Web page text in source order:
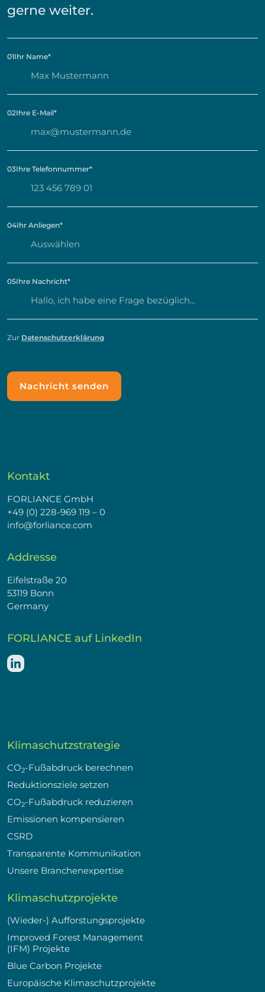
gerne weiter.
01Ihr Name*
02Ihre E-Mail*
03Ihre Telefonnummer*
04Ihr Anliegen*
05Ihre Nachricht*
Zur Datenschutzerklärung
Kontakt
FORLIANCE GmbH
+49 (0) 228-969 119 – 0
info@forliance.com
Addresse
Eifelstraße 20
53119 Bonn
Germany
FORLIANCE auf LinkedIn
Klimaschutzstrategie
CO2-Fußabdruck berechnen
Reduktionsziele setzen
CO2-Fußabdruck reduzieren
Emissionen kompensieren
CSRD
Transparente Kommunikation
Unsere Branchenexpertise
Klimaschutzprojekte
(Wieder-) Aufforstungsprojekte
Improved Forest Management
(IFM) Projekte
Blue Carbon Projekte
Europäische Klimaschutzprojekte